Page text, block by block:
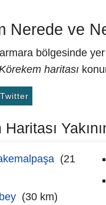
Nerede ve
bölgesinde
haritası
Twitter
(21
(30 km)